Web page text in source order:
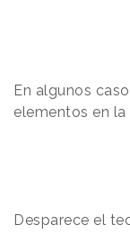
En algunos
elementos en la
Desparece el